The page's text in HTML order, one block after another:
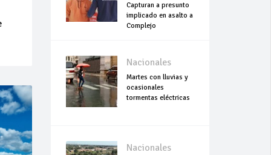
Capturan a presunto
implicado en asalto a
Complejo
Nacionales
Martes con lluvias y
ocasionales
tormentas eléctricas
Nacionales